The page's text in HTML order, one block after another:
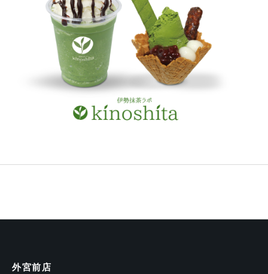
外宮前店